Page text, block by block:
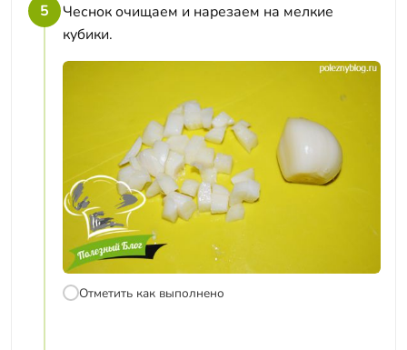
5
Чеснок очищаем и нарезаем на мелкие
кубики.
Отметить как выполнено